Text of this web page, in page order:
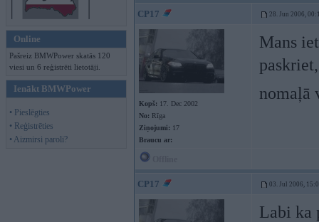
Online
Pašreiz BMWPower skatās 120
viesi un 6 reģistrēti lietotāji.
Ienākt BMWPower
• Pieslēgties
• Reģistrēties
• Aizmirsi paroli?
CP17 28. Jun 2006,
Kopš: 17. Dec 2002
No: Rīga
Ziņojumi: 17
Braucu ar:
Mans
nomaļā
CP17 03. Jul 2006,
Labi ka